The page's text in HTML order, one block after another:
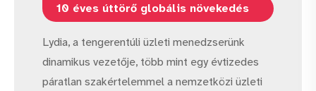
10 éves úttörő globális növekedés
Lydia, a tengerentúli üzleti menedzserünk
dinamikus vezetője, több mint egy évtizedes
páratlan szakértelemmel a nemzetközi üzleti